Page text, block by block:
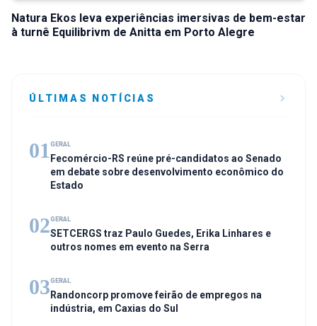
Natura Ekos leva experiências imersivas de bem-estar
à turnê Equilibrivm de Anitta em Porto Alegre
ÚLTIMAS NOTÍCIAS
01 GERAL
Fecomércio-RS reúne pré-candidatos ao Senado
em debate sobre desenvolvimento econômico do
Estado
02GERAL
SETCERGS traz Paulo Guedes, Erika Linhares e
outros nomes em evento na Serra
03GERAL
Randoncorp promove feirão de empregos na
indústria, em Caxias do Sul